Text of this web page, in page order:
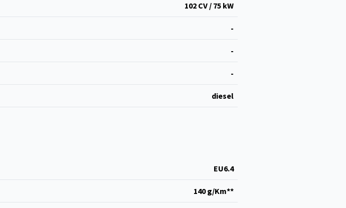
102 CV / 75 kW
-
-
-
diesel
EU6.4
140 g/Km**